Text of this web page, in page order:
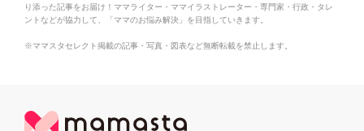
り添った記事をお届け！ママライター・ママイラストレーター・専門家・行政・タレ
ントなどが協力して、「ママのお悩み解決」を目指していきます。
※ママスタセレクト掲載の記事・写真・図表など無断転載を禁止します。